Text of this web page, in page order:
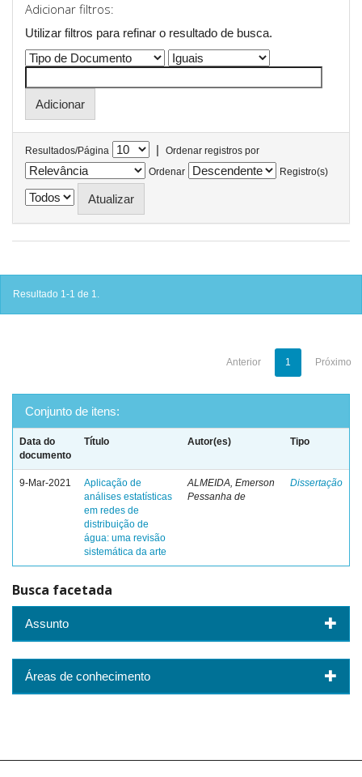
Adicionar filtros:
Utilizar filtros para refinar o resultado de busca.
Resultados/Página |
Ordenar registros por
Ordenar
Registro(s)
Resultado 1-1 de 1.
Anterior 1 Próximo
Conjunto de itens:
Data do
documento
Título Autor(es) Tipo
9-Mar-2021
Aplicação de
análises estatísticas
em redes de
distribuição de
água: uma revisão
sistemática da arte
ALMEIDA, Emerson
Pessanha de
Dissertação
Busca facetada
Assunto
Áreas de conhecimento